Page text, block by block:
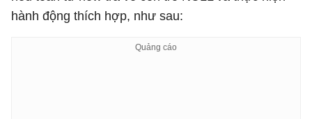
hành động thích hợp, như sau: